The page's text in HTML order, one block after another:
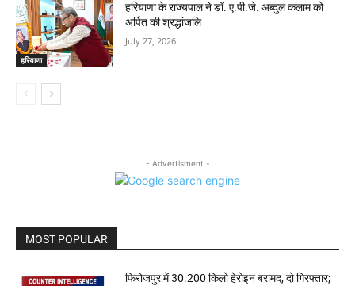
हरियाणा
हरियाणा के राज्यपाल ने डॉ. ए.पी.जे. अब्दुल कलाम को
अर्पित की श्रद्धांजलि
July 27, 2026
- Advertisment -
MOST POPULAR
फिरोजपुर में 30.200 किलो हेरोइन बरामद, दो गिरफ्तार;